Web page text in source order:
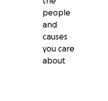
people
and
causes
you care
about